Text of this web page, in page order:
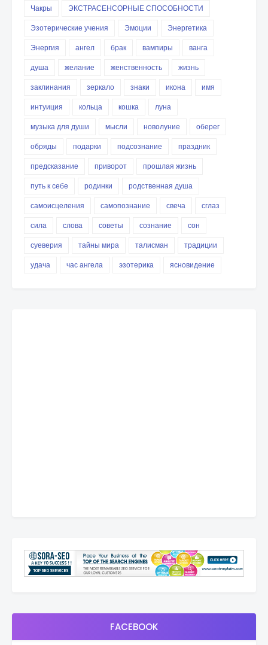
Чакры
ЭКСТРАСЕНСОРНЫЕ СПОСОБНОСТИ
Эзотерические учения
Эмоции
Энергетика
Энергия
ангел брак вампиры
ванга
душа
желание женственность
жизнь
заклинания
зеркало знаки икона
имя
интуиция
кольца кошка
луна
музыка для души
мысли новолуние
оберег
обряды
подарки подсознание
праздник
предсказание
приворот
прошлая жизнь
путь к себе
родинки
родственная душа
самоисцеления
самопознание свеча
сглаз
сила
слова советы сознание
сон
суеверия
тайны мира талисман
традиции
удача
час ангела эзотерика ясновидение
FACEBOOK